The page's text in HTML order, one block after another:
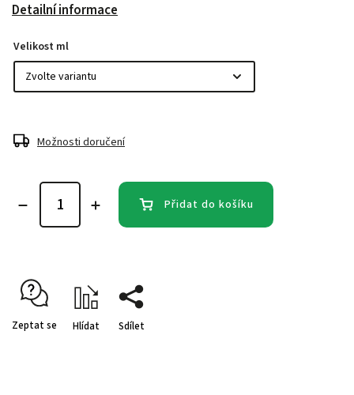
Detailní informace
Velikost ml
Možnosti doručení
Přidat do košíku
Zeptat se Hlídat Sdílet